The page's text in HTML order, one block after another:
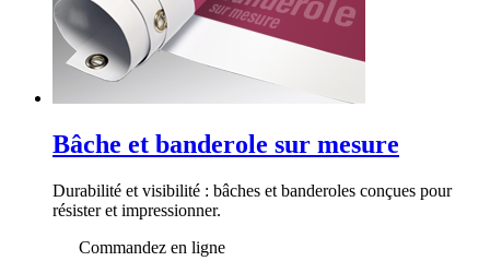
Bâche et banderole sur mesure
Durabilité et visibilité : bâches et banderoles conçues pour
résister et impressionner.
Commandez en ligne